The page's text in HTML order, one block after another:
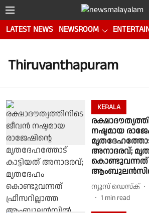
LATEST NEWS NEWSROOM
Thiruvanthapuram
KERALA
നഷ്ടമായ
മൃതദേഹത്തോട്
അനാദരവ്;
കൊണ്ടുവന്നത്
ന്യൂസ് ഡെസ്ക്
1 min read